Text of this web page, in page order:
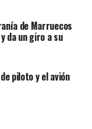
de Marruecos
da un giro a su
piloto y el avión